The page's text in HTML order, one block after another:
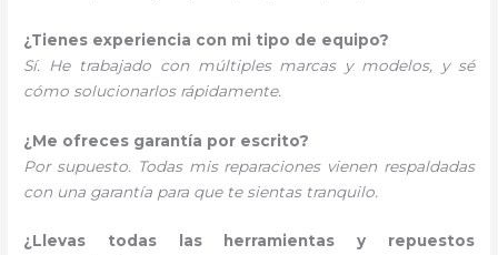
¿Tienes experiencia con mi tipo de equipo?
Sí. He trabajado con múltiples marcas y modelos, y sé
cómo solucionarlos rápidamente.
¿Me ofreces garantía por escrito?
Por supuesto. Todas mis reparaciones vienen respaldadas
con una garantía para que te sientas tranquilo.
¿Llevas todas las herramientas y repuestos